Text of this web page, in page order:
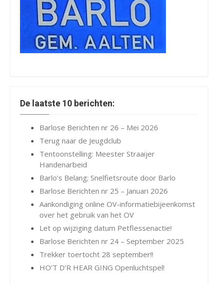
De laatste 10 berichten:
Barlose Berichten nr 26 – Mei 2026
Terug naar de Jeugdclub
Tentoonstelling: Meester Straaijer
Handenarbeid
Barlo’s Belang; Snelfietsroute door Barlo
Barlose Berichten nr 25 – Januari 2026
Aankondiging online OV-informatiebijeenkomst
over het gebruik van het OV
Let op wijziging datum Petflessenactie!
Barlose Berichten nr 24 – September 2025
Trekker toertocht 28 september!!
HO’T D’R HEAR GING Openluchtspel!